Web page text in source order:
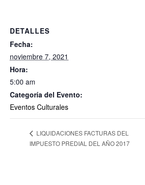
DETALLES
Fecha:
noviembre 7, 2021
Hora:
5:00 am
Categoría del Evento:
Eventos Culturales
LIQUIDACIONES FACTURAS DEL
IMPUESTO PREDIAL DEL AÑO 2017